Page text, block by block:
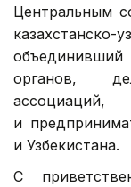
Центральным
объединивший
органов,
и
и Узбекистана.
С